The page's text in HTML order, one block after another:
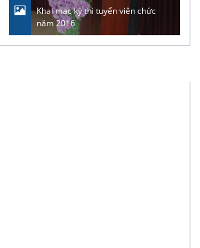
Khai mạc kỳ thi tuyển viên chức
năm 2016